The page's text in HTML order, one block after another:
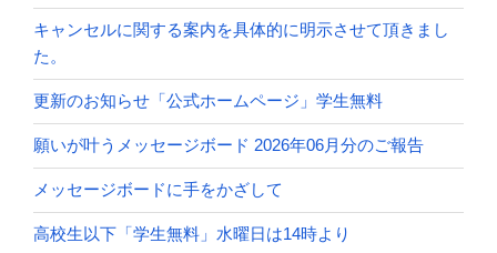
キャンセルに関する案内を具体的に明示させて頂きまし
た。
更新のお知らせ「公式ホームページ」学生無料
願いが叶うメッセージボード 2026年06月分のご報告
メッセージボードに手をかざして
高校生以下「学生無料」水曜日は14時より